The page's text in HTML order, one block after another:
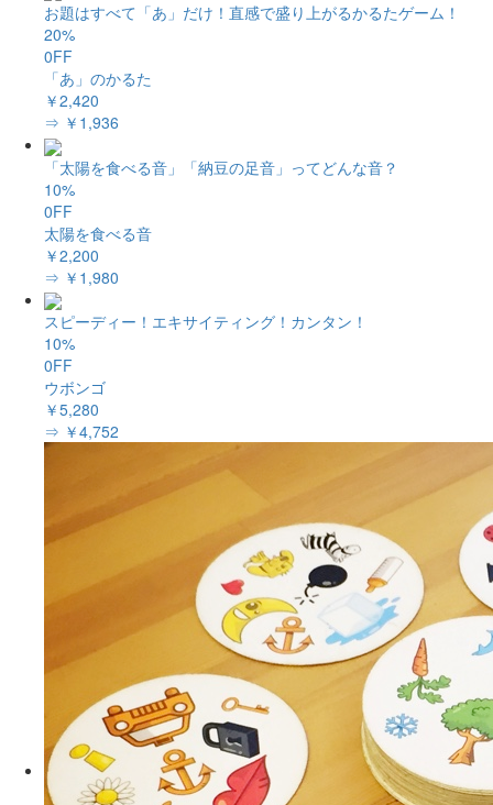
お題はすべて「あ」だけ！直感で盛り上がるかるたゲーム！
20%
0FF
「あ」のかるた
￥2,420
⇒ ￥1,936
「太陽を食べる音」「納豆の足音」ってどんな音？
10%
0FF
太陽を食べる音
￥2,200
⇒ ￥1,980
スピーディー！エキサイティング！カンタン！
10%
0FF
ウボンゴ
￥5,280
⇒ ￥4,752